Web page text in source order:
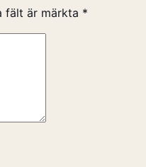
fält är märkta *